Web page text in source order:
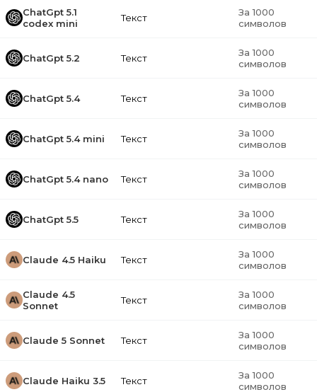
ChatGpt 5.1
codex mini
Текст
За 1000
символов
ChatGpt 5.2 Текст
За 1000
символов
ChatGpt 5.4 Текст
За 1000
символов
ChatGpt 5.4 mini Текст
За 1000
символов
ChatGpt 5.4 nano Текст
За 1000
символов
ChatGpt 5.5 Текст
За 1000
символов
Claude 4.5 Haiku Текст
За 1000
символов
Claude 4.5
Sonnet
Текст
За 1000
символов
Claude 5 Sonnet Текст
За 1000
символов
Claude Haiku 3.5 Текст
За 1000
символов